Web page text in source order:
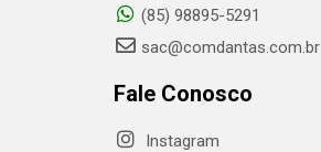
(85) 98895-5291
sac@comdantas.com.br
Fale Conosco
Instagram